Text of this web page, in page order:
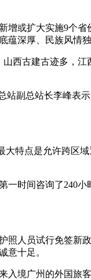
增或扩大实施9个
深厚、民族风情
西古建古迹多，
站副总站长李峰表
大特点是允许跨区
一时间咨询了240
照人员试行免签
意十足。
境广州的外国旅